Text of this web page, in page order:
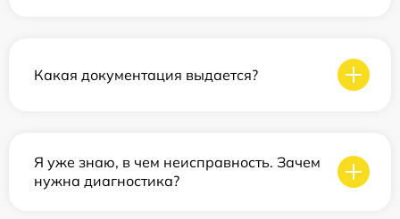
Какая документация выдается?
Я уже знаю, в чем неисправность. Зачем
нужна диагностика?